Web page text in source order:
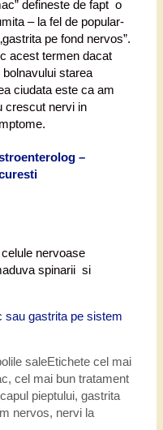
defineste de fapt o
– la fel de popular-
pe fond nervos”.
acest termen dacat
starea
ciudata este ca am
crescut nervi in
–
nervoase
spinarii si
sau gastrita pe sistem
saleEtichete cel mai
, cel mai bun tratament
pieptului, gastrita
nervos, nervi la